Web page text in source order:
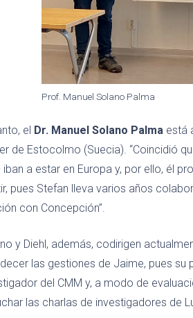
Prof. Manuel Solano Palma
el Dr. Manuel Solano Palma está
de Estocolmo (Suecia). “Coincidió
iban a estar en Europa y, por ello, él
pues Stefan lleva varios años
con Concepción”.
y Diehl, además, codirigen
las gestiones de Jaime, pues su
del CMM y, a modo de
las charlas de investigadores de